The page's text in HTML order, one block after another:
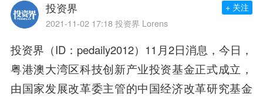
投资界
2021-11-02 17:18 投资界 Lorens
+ 关注
投资界（ID：pedaily2012）11月2日消息， 今日，
粤港澳大湾区科技创新产业投资基金正式成立，
由国家发展改革委主管的中国经济改革研究基金